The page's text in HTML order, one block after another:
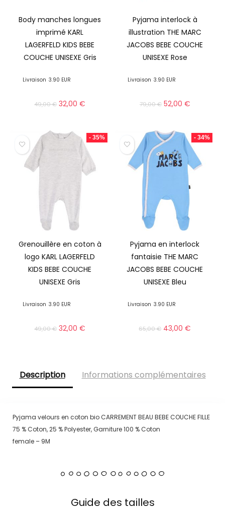
Body manches longues
imprimé KARL
LAGERFELD KIDS BEBE
COUCHE UNISEXE Gris
Livraison 3.90 EUR
49,00€ 32,00€
Pyjama interlock à
illustration THE MARC
JACOBS BEBE COUCHE
UNISEXE Rose
Livraison 3.90 EUR
79,00€ 52,00 €
- 35%
Grenouillère en coton à
logo KARL LAGERFELD
KIDS BEBE COUCHE
UNISEXE Gris
Livraison 3.90 EUR
49,00€ 32,00€
- 34%
Pyjama en interlock
fantaisie THE MARC
JACOBS BEBE COUCHE
UNISEXE Bleu
Livraison 3.90 EUR
65,00€ 43,00€
Description Informations complémentaires
Pyjama velours en coton bio CARREMENT BEAU BEBE COUCHE FILLE
75 % Coton, 25 % Polyester, Garniture 100 % Coton
female – 9M
Guide des tailles